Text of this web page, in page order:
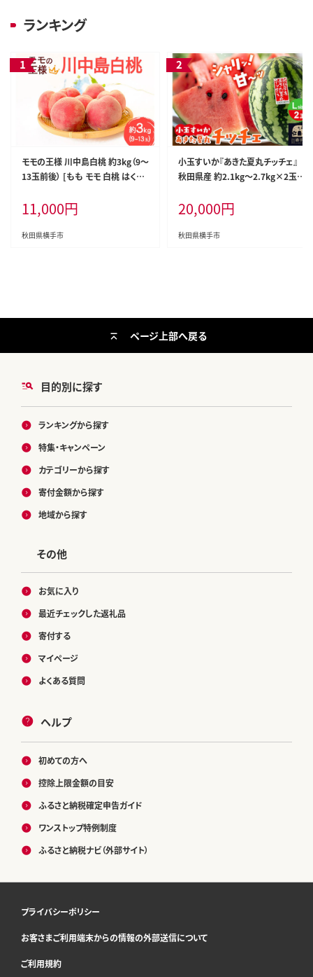
ランキング
モモの王様 川中島白桃 約3kg（9～
13玉前後） [もも モモ 白桃 はくと
寄せ]
11,000円
秋田県横手市
小玉すいか『あきた夏丸チッチェ』
秋田県産 約2.1kg～2.7kg×2玉
玉スイカ 甘い あきた 秋田 オリジナ
ル品種 夏果物 夏フルーツ あきた
夏丸 チッチェ ちっちぇ]
20,000円
秋田県横手市
目的別に探す
ランキングから探す
特集・キャンペーン
カテゴリーから探す
寄付金額から探す
地域から探す
その他
お気に入り
最近チェックした返礼品
寄付する
マイページ
よくある質問
ヘルプ
初めての方へ
控除上限金額の目安
ふるさと納税確定申告ガイド
ワンストップ特例制度
ふるさと納税ナビ（外部サイト）
ページ上部へ戻る
プライバシーポリシー
お客さまご利用端末からの情報の外部送信について
ご利用規約